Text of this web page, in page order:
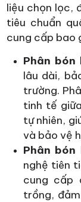
liệu chọn lọc,
tiêu chuẩn
cung cấp bao
Phân bón
lâu dài,
trường.
tinh tế
tự nhiên,
và bảo vệ
Phân bón
nghệ tiên
cung cấp
trồng,